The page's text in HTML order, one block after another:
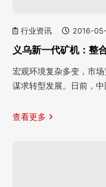
行业资讯 2016-
义乌新一代矿机：整
宏观环境复杂多变，市
谋求转型发展。日前，
查看更多